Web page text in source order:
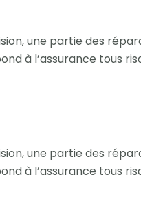
une partie des
à l’assurance tous
une partie des
à l’assurance tous